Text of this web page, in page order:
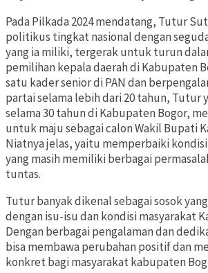
Pada Pilkada 2024 mendatang, Tutur
politikus tingkat nasional dengan
yang ia miliki, tergerak untuk turun
pemilihan kepala daerah di Kabupaten
satu kader senior di PAN dan
partai selama lebih dari 20 tahun, Tutur
selama 30 tahun di Kabupaten Bogor,
untuk maju sebagai calon Wakil Bupati
Niatnya jelas, yaitu memperbaiki
yang masih memiliki berbagai
tuntas.
Tutur banyak dikenal sebagai sosok
dengan isu-isu dan kondisi masyarakat
Dengan berbagai pengalaman dan
bisa membawa perubahan positif dan
konkret bagi masyarakat kabupaten